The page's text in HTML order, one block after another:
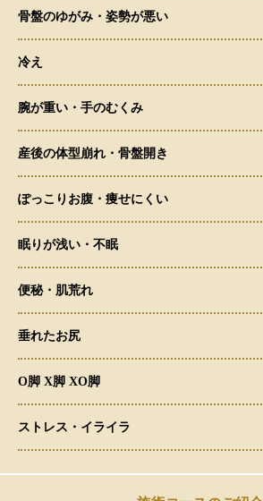
骨盤のゆがみ・姿勢が悪い
冷え
腕が重い・手のむくみ
産後の体型崩れ・骨盤開き
ぽっこりお腹・痩せにくい
眠りが浅い・不眠
便秘・肌荒れ
垂れたお尻
O脚 X脚 XO脚
ストレス・イライラ